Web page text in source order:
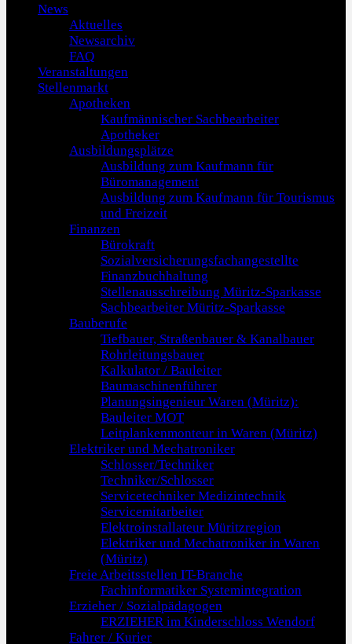
News
Aktuelles
Newsarchiv
FAQ
Veranstaltungen
Stellenmarkt
Apotheken
Kaufmännischer Sachbearbeiter
Apotheker
Ausbildungsplätze
Ausbildung zum Kaufmann für
Büromanagement
Ausbildung zum Kaufmann für Tourismus
und Freizeit
Finanzen
Bürokraft
Sozialversicherungsfachangestellte
Finanzbuchhaltung
Stellenausschreibung Müritz-Sparkasse
Sachbearbeiter Müritz-Sparkasse
Bauberufe
Tiefbauer, Straßenbauer & Kanalbauer
Rohrleitungsbauer
Kalkulator / Bauleiter
Baumaschinenführer
Planungsingenieur Waren (Müritz):
Bauleiter MOT
Leitplankenmonteur in Waren (Müritz)
Elektriker und Mechatroniker
Schlosser/Techniker
Techniker/Schlosser
Servicetechniker Medizintechnik
Servicemitarbeiter
Elektroinstallateur Müritzregion
Elektriker und Mechatroniker in Waren
(Müritz)
Freie Arbeitsstellen IT-Branche
Fachinformatiker Systemintegration
Erzieher / Sozialpädagogen
ERZIEHER im Kinderschloss Wendorf
Fahrer / Kurier